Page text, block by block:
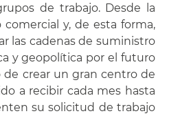
de trabajo. Desde la
y, de esta forma,
las cadenas de suministro
y geopolítica por el futuro
de crear un gran centro de
a recibir cada mes hasta
su solicitud de trabajo